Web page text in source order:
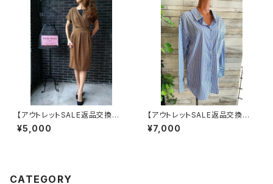
【アウトレットSALE返品交換不
可8/20まで】フランス製インポ
ートワンピース｜LONNKEL P
¥5,000
【アウトレットSALE返品交換不
可8/20まで】フランスインポー
ト・BIGシャツ｜ピンストライプ
¥7,000
CATEGORY